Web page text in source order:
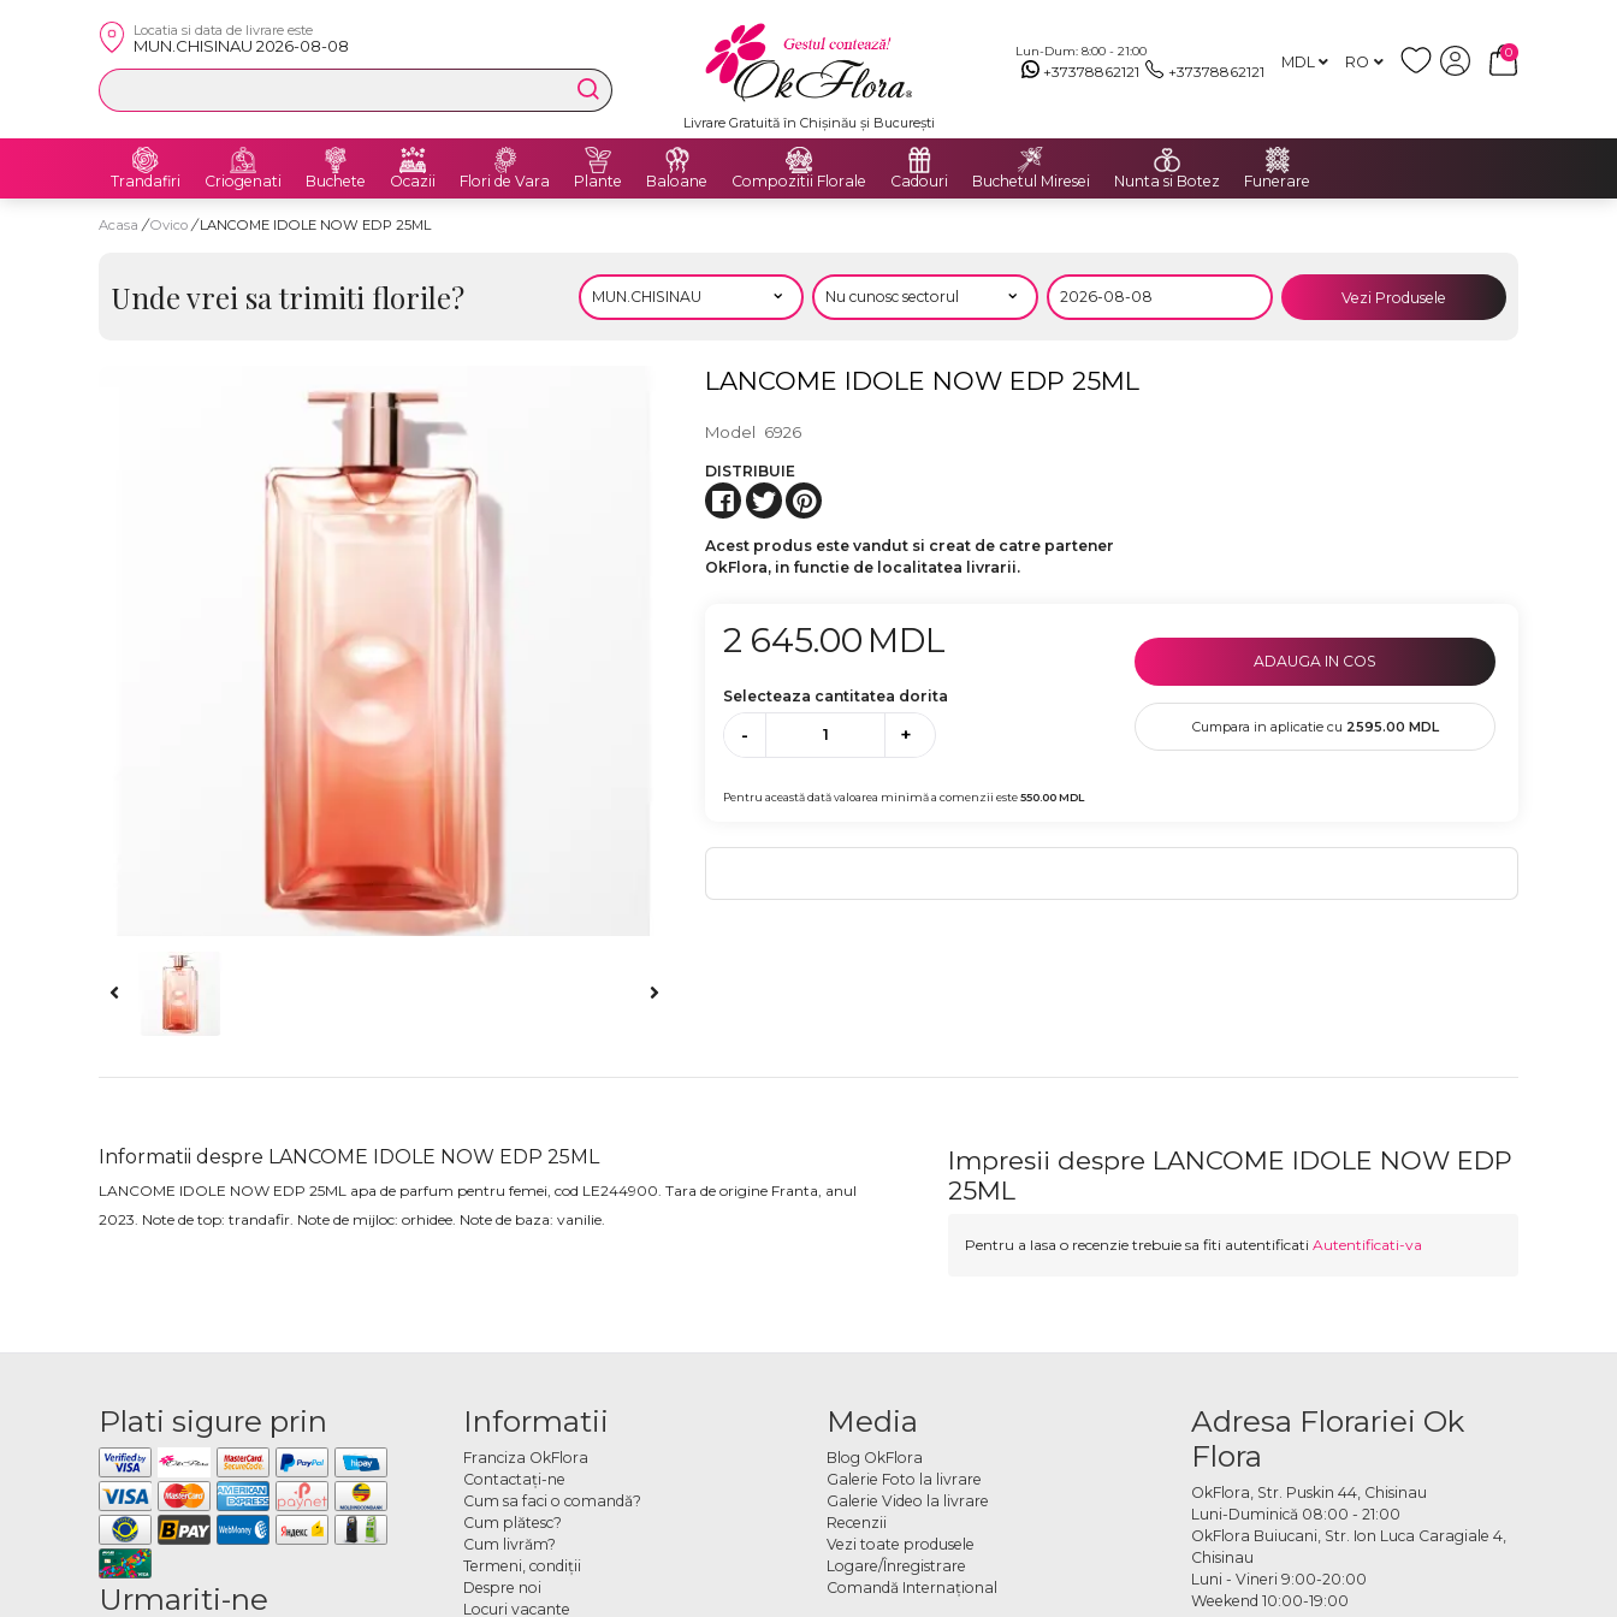
Locatia si data de livrare este
MUN.CHISINAU 2026-08-08 Lun-Dum: 8:00 - 21:00
+37378862121 +37378862121 MDL RO
0
Livrare Gratuită în Chișinău și București
Trandafiri Criogenati Buchete Ocazii Flori de Vara Plante Baloane Compozitii Florale Cadouri Buchetul Miresei Nunta si Botez Funerare
Acasa / Ovico / LANCOME IDOLE NOW EDP 25ML
Unde vrei sa trimiti florile? Vezi Produsele
LANCOME IDOLE NOW EDP 25ML
Model 6926
DISTRIBUIE
Acest produs este vandut si creat de catre partener
OkFlora, in functie de localitatea livrarii.
2 645.00 MDL
Selecteaza cantitatea dorita
- +
Pentru această dată valoarea minimă a comenzii este550.00MDL
ADAUGA IN COS
Cumpara in aplicatie cu 2595.00 MDL
Informatii despre LANCOME IDOLE NOW EDP 25ML
LANCOME IDOLE NOW EDP 25ML apa de parfum pentru femei, cod LE244900. Tara de origine Franta, anul
2023. Note de top: trandafir. Note de mijloc: orhidee. Note de baza: vanilie.
Impresii despre LANCOME IDOLE NOW EDP
25ML
Pentru a lasa o recenzie trebuie sa fiti autentificati Autentificati-va
Plati sigure prin
Urmariti-ne
Informatii
Franciza OkFlora
Contactaţi-ne
Cum sa faci o comandă?
Cum plătesc?
Cum livrăm?
Termeni, condiţii
Despre noi
Locuri vacante
Media
Blog OkFlora
Galerie Foto la livrare
Galerie Video la livrare
Recenzii
Vezi toate produsele
Logare/Înregistrare
Comandă Internațional
Adresa Florariei Ok
Flora
OkFlora, Str. Puskin 44, Chisinau
Luni-Duminică 08:00 - 21:00
OkFlora Buiucani, Str. Ion Luca Caragiale 4,
Chisinau
Luni - Vineri 9:00-20:00
Weekend 10:00-19:00